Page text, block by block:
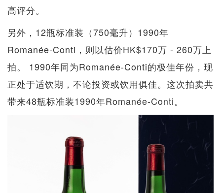
高评分。
另外，12瓶标准装（750毫升）1990年
Romanée-Conti，则以估价HK$170万 - 260万上
拍。 1990年同为Romanée-Conti的极佳年份，现
正处于适饮期，不论投资或饮用俱佳。这次拍卖共
带来48瓶标准装1990年Romanée-Conti。